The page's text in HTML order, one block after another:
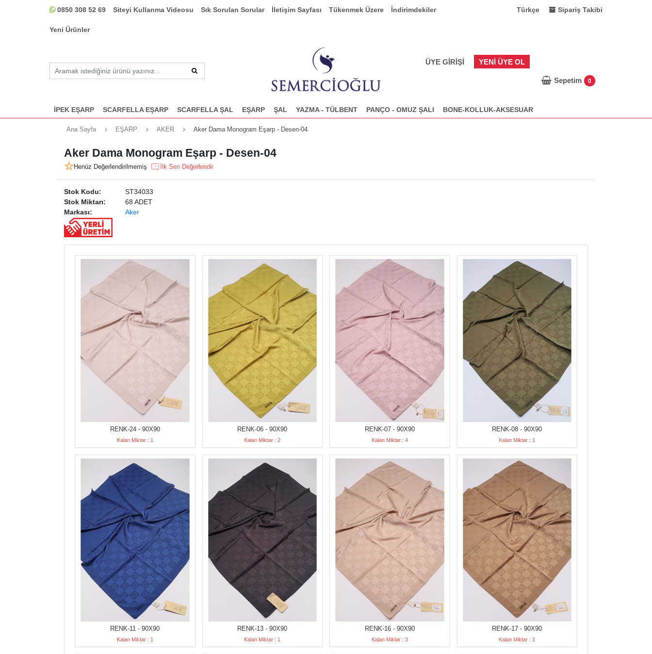
0850 308 52 69 Siteyi Kullanma Videosu Sık Sorulan Sorular İletişim Sayfası Tükenmek Üzere İndirimdekiler
Yeni Ürünler
Sipariş Takibi
Türkçe
ÜYE GIRIŞI YENI ÜYE OL
Sepetim 0
İPEK EŞARP SCARFELLA EŞARP SCARFELLA ŞAL EŞARP ŞAL YAZMA - TÜLBENT PANÇO - OMUZ ŞALI BONE-KOLLUK-AKSESUAR
Ana Sayfa EŞARP AKER Aker Dama Monogram Eşarp - Desen-04
Aker Dama Monogram Eşarp - Desen-04
Henüz Değerlendirilmemiş İlk Sen Değerlendir
Stok Kodu:
ST34033
Stok Miktarı:
68 ADET
Markası:
Aker
RENK-24 - 90X90
Kalan Miktar : 1
RENK-06 - 90X90
Kalan Miktar : 2
RENK-07 - 90X90
Kalan Miktar : 4
RENK-08 - 90X90
Kalan Miktar : 1
RENK-11 - 90X90
Kalan Miktar : 1
RENK-13 - 90X90
Kalan Miktar : 1
RENK-16 - 90X90
Kalan Miktar : 3
RENK-17 - 90X90
Kalan Miktar : 1